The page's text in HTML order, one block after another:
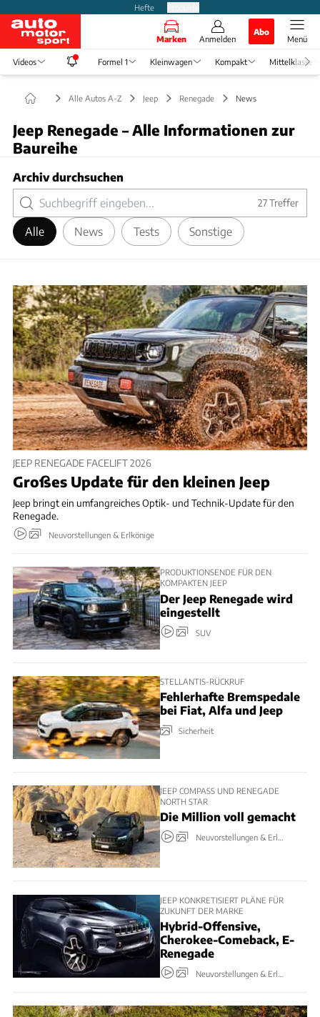
Hefte
Marken Anmelden
Abo
Menü
Videos Formel 1 Kleinwagen Kompakt Mittelklasse
Alle Autos A-Z Jeep Renegade News
Jeep Renegade – Alle Informationen zur
Baureihe
Archiv durchsuchen
27Treffer
Alle News Tests Sonstige
JEEP RENEGADE FACELIFT 2026
Großes Update für den kleinen Jeep
Jeep bringt ein umfangreiches Optik- und Technik-Update für den
Renegade.
Neuvorstellungen & Erlkönige
PRODUKTIONSENDE FÜR DEN
KOMPAKTEN JEEP
Der Jeep Renegade wird
eingestellt
SUV
STELLANTIS-RÜCKRUF
Fehlerhafte Bremspedale
bei Fiat, Alfa und Jeep
Sicherheit
JEEP COMPASS UND RENEGADE
NORTH STAR
Die Million voll gemacht
Neuvorstellungen & Erlkönige
JEEP KONKRETISIERT PLÄNE FÜR
ZUKUNFT DER MARKE
Hybrid-Offensive,
Cherokee-Comeback, E-
Renegade
Neuvorstellungen & Erlkönige